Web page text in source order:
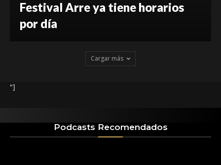
Festival Arre ya tiene horarios
por día
Cargar más
"]
Podcasts Recomendados